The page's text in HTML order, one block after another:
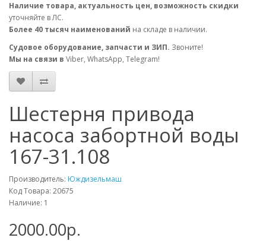
Наличие товара, актуальность цен, возможность скидки
уточняйте в ЛС.
Более 40 тысяч наименований на складе в наличии.
Судовое оборудование, запчасти и ЗИП. Звоните!
Мы на связи в Viber, WhatsApp, Telegram!
Шестерня привода
насоса забортной воды
167-31.108
Производитель: Юждизельмаш
Код Товара: 20675
Наличие: 1
2000.00р.